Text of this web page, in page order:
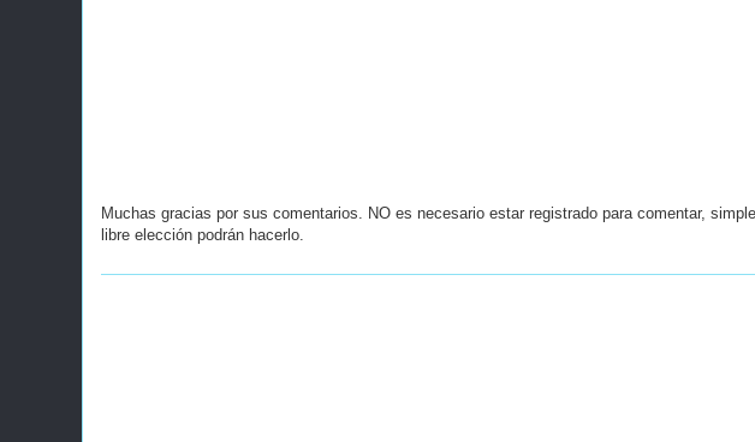
Muchas gracias por sus comentarios. NO es necesario estar registrado para comentar,
libre elección podrán hacerlo.